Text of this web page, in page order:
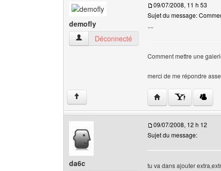
demofly
demofly Voir le profil de l'utilisateur
Déconnecté
09/07/2008, 11 h 53
Sujet du message:
....
Comment mettre une
merci de me répondre
↑ Visiter le site web
da6c
09/07/2008, 12 h 12
Sujet du message:
tu va dans ajouter